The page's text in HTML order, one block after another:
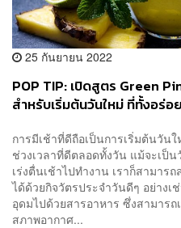
25 กันยายน 2022
POP TIP: เปิดสูตร Green
สำหรับเริ่มต้นวันใหม่ ที่ทั้งอร่
การมีเช้าที่ดีถือเป็นการเริ่มต้นวัน
ช่วงเวลาที่ดีตลอดทั้งวัน แม้จะเป็
เร่งตื่นเช้าไปทำงาน เราก็สามาร
ได้ด้วยกิจวัตรประจำวันดีๆ อย่าง
อุดมไปด้วยสารอาหาร ซึ่งสามาร
สภาพอากาศ...